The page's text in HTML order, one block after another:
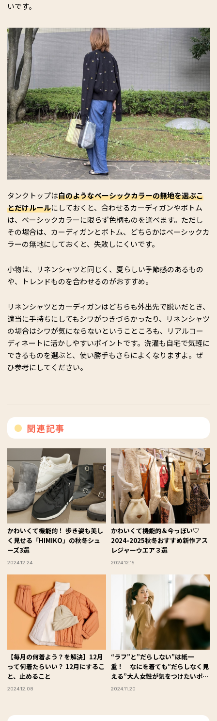
いです。
タンクトップは白のようなベーシックカラーの無地を選ぶこ
とだけルールにしておくと、合わせるカーディガンやボトム
は、ベーシックカラーに限らず色柄ものを選べます。ただし
その場合は、カーディガンとボトム、どちらかはベーシックカ
ラーの無地にしておくと、失敗しにくいです。
小物は、リネンシャツと同じく、夏らしい季節感のあるもの
や、トレンドものを合わせるのがおすすめ。
リネンシャツとカーディガンはどちらも外出先で脱いだとき、
適当に手持ちにしてもシワがつきづらかったり、リネンシャツ
の場合はシワが気にならないということころも、リアルコー
ディネートに活かしやすいポイントです。洗濯も自宅で気軽に
できるものを選ぶと、使い勝手もさらによくなりますよ。ぜ
ひ参考にしてください。
関連記事
かわいくて機能的！ 歩き姿も美し
く見せる「HIMIKO」の秋冬シュ
ーズ3選
2024.12.24
かわいくて機能的＆今っぽい♡
2024-2025秋冬おすすめ新作アス
レジャーウエア３選
2024.12.15
【毎月の何着よう？を解決】12月
って何着たらいい？ 12月にするこ
と、止めること
2024.12.08
“ラフ”と”だらしない”は紙一
重！ なにを着ても”だらしなく見
える”大人女性が気をつけたいポイ
ント
2024.11.20